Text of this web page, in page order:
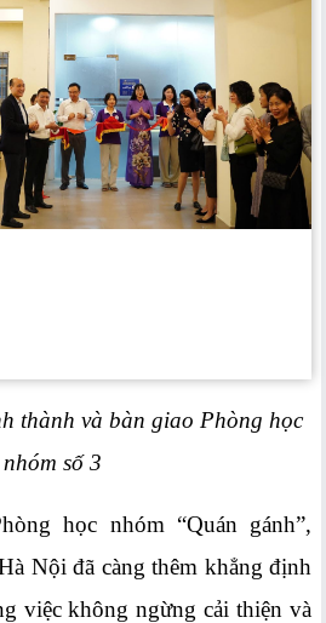
thành và bàn giao Phòng học
nhóm số 3
học nhóm “Quán gánh”,
Nội đã càng thêm khẳng định
việc không ngừng cải thiện và